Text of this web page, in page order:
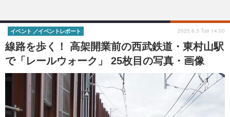
甲信越 北陸
東海 関西
中国 四国
九州
線路を歩く！ 高架開業前の西武鉄道・東村山駅
で「レールウォーク」 25枚目の写真・画像
イベント イベントレポート 2025.6.3 Tue 14:00